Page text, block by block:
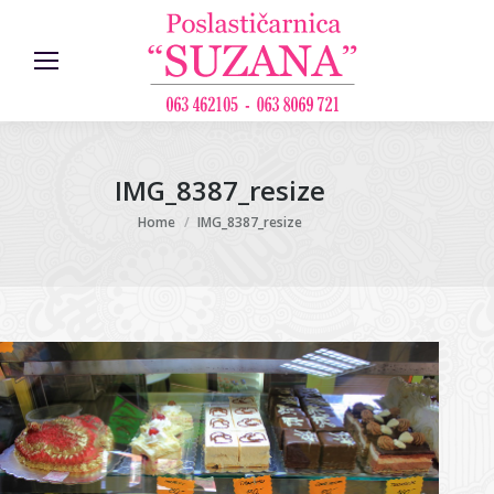
IMG_8387_resize
You are here:
Home IMG_8387_resize